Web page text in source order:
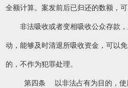
全额计算。案发前后已归还的数额，
非法吸收或者变相吸收公众存款，
动，能够及时清退所吸收资金，可以
的，不作为犯罪处理。
第四条 以非法占有为目的，使用